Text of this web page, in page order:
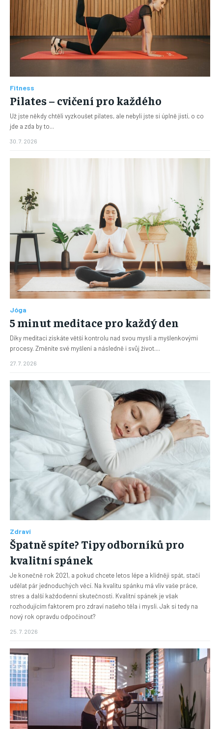
Fitness
Pilates – cvičení pro každého
Už jste někdy chtěli vyzkoušet pilates, ale nebyli jste si úplně jistí, o co
jde a zda by to...
30. 7. 2026
Jóga
5 minut meditace pro každý den
Díky meditaci získáte větší kontrolu nad svou myslí a myšlenkovými
procesy. Změníte své myšlení a následně i svůj život....
27. 7. 2026
Zdraví
Špatně spíte? Tipy odborníků pro
kvalitní spánek
Je konečně rok 2021, a pokud chcete letos lépe a klidněji spát, stačí
udělat pár jednoduchých věcí. Na kvalitu spánku má vliv vaše práce,
stres a další každodenní skutečnosti. Kvalitní spánek je však
rozhodujícím faktorem pro zdraví našeho těla i mysli. Jak si tedy na
nový rok opravdu odpočinout?
25. 7. 2026